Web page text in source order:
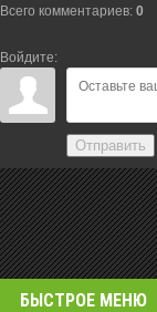
Всего комментариев: 0
Войдите:
Отправить
БЫСТРОЕ МЕНЮ